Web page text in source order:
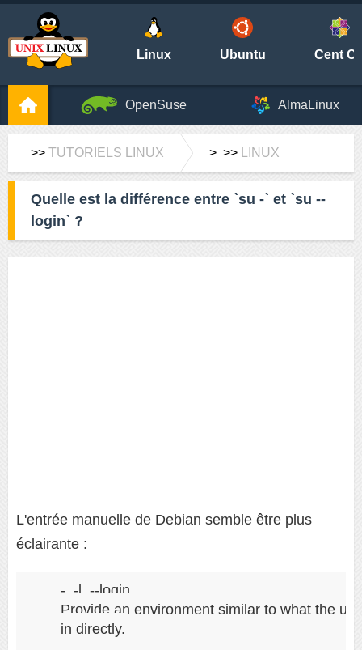
Linux Ubuntu Cent
OpenSuse AlmaLinux
>> TUTORIELS LINUX > >> LINUX
Quelle est la différence entre `su -` et `su --
login` ?
L'entrée manuelle de Debian semble être plus
éclairante :
   -, -l, --login
Provide an environment similar to what the
       in directly.